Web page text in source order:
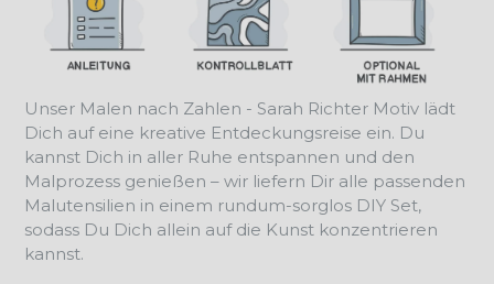
Unser Malen nach Zahlen - Sarah Richter Motiv lädt
Dich auf eine kreative Entdeckungsreise ein. Du
kannst Dich in aller Ruhe entspannen und den
Malprozess genießen – wir liefern Dir alle passenden
Malutensilien in einem rundum-sorglos DIY Set,
sodass Du Dich allein auf die Kunst konzentrieren
kannst.